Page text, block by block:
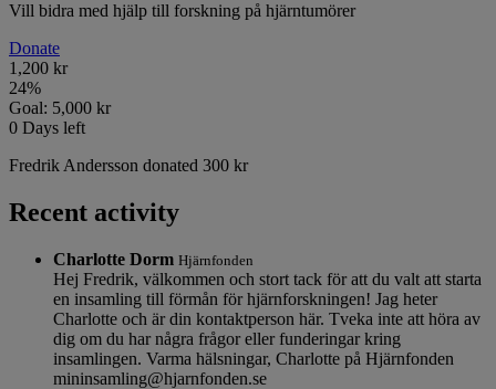
Vill bidra med hjälp till forskning på hjärntumörer
Donate
1,200 kr
24%
Goal: 5,000 kr
0 Days left
Fredrik Andersson donated 300 kr
Recent activity
Charlotte Dorm Hjärnfonden
Hej Fredrik, välkommen och stort tack för att du valt att starta
en insamling till förmån för hjärnforskningen! Jag heter
Charlotte och är din kontaktperson här. Tveka inte att höra av
dig om du har några frågor eller funderingar kring
insamlingen. Varma hälsningar, Charlotte på Hjärnfonden
mininsamling@hjarnfonden.se